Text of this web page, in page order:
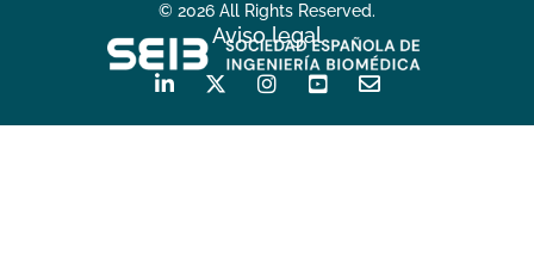
© 2026 All Rights Reserved.
Aviso legal